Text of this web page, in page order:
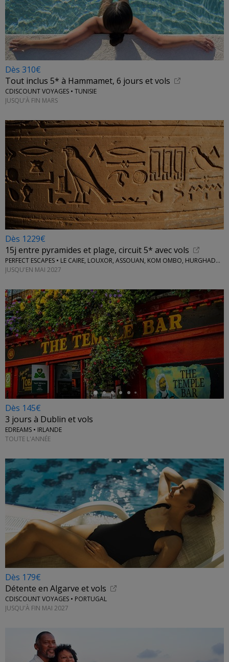
Dès 310€
Tout inclus 5* à Hammamet, 6 jours et vols
CDISCOUNT VOYAGES • TUNISIE
JUSQU'À FIN MARS
Dès 1229€
15j entre pyramides et plage, circuit 5* avec vols
PERFECT ESCAPES • LE CAIRE, LOUXOR, ASSOUAN, KOM OMBO, HURGHADA...
JUSQU'EN MAI 2027
←
Dès 145€
3 jours à Dublin et vols
EDREAMS • IRLANDE
TOUTE L'ANNÉE
Dès 179€
Détente en Algarve et vols
CDISCOUNT VOYAGES • PORTUGAL
JUSQU'À FIN MAI 2027